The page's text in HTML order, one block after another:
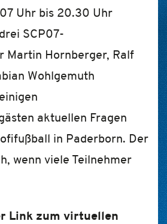
Uhr bis 20.30 Uhr
SCP07-
Martin Hornberger, Ralf
Wohlgemuth
aktuellen Fragen
in Paderborn. Der
wenn viele Teilnehmer
Link zum virtuellen